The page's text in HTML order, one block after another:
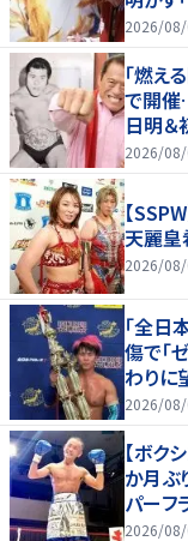
2026/
「燃え
で開催
日明＆
７まで
2026/
【
天麗皇
2026/
「全日
傷で「
わりに
2026/
【ボク
か月ぶ
パーフ
2026/